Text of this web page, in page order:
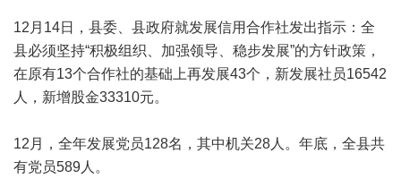
12月14日，县委、县政府就发展信用合作社发出指示：全
县必须坚持“积极组织、加强领导、稳步发展”的方针政策，
在原有13个合作社的基础上再发展43个，新发展社员16542
人，新增股金33310元。
12月，全年发展党员128名，其中机关28人。年底，全县共
有党员589人。